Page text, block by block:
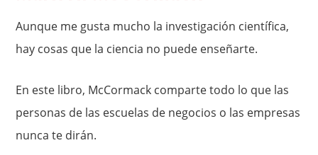
Aunque me gusta mucho la investigación científica,
hay cosas que la ciencia no puede enseñarte.
En este libro, McCormack comparte todo lo que las
personas de las escuelas de negocios o las empresas
nunca te dirán.